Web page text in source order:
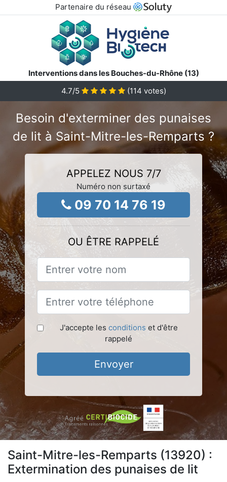
Partenaire du réseau
Interventions dans les Bouches-du-Rhône (13)
4.7/5 (114 votes)
Besoin d'exterminer des punaises
de lit à Saint-Mitre-les-Remparts ?
APPELEZ NOUS 7/7
Numéro non surtaxé
09 70 14 76 19
OU ÊTRE RAPPELÉ
J'accepte les conditions et d'être
rappelé
Envoyer
Saint-Mitre-les-Remparts (13920) :
Extermination des punaises de lit